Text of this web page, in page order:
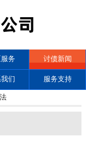
务 讨债新闻
们 服务支持